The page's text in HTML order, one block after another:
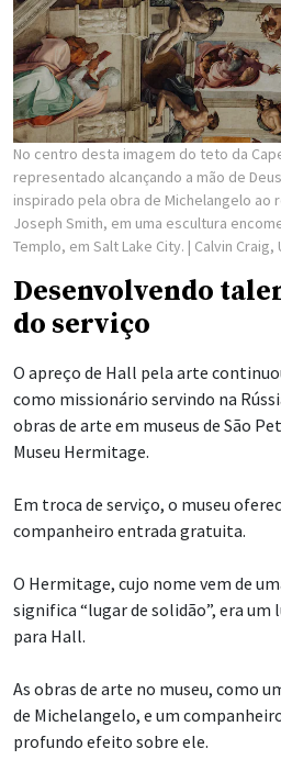
No centro desta imagem do teto da
representado alcançando a mão de
inspirado pela obra de Michelangelo ao
Joseph Smith, em uma escultura
Templo, em Salt Lake City. | Calvin Craig,
Desenvolvendo
do serviço
O apreço de Hall pela arte
como missionário servindo na
obras de arte em museus de São
Museu Hermitage.
Em troca de serviço, o museu
companheiro entrada gratuita.
O Hermitage, cujo nome vem de
significa “lugar de solidão”, era
para Hall.
As obras de arte no museu, como
de Michelangelo, e um
profundo efeito sobre ele.